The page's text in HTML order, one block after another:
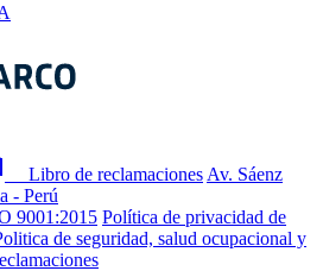
Libro de reclamaciones Av. Sáenz
- Perú
9001:2015 Política de privacidad de
de seguridad, salud ocupacional y